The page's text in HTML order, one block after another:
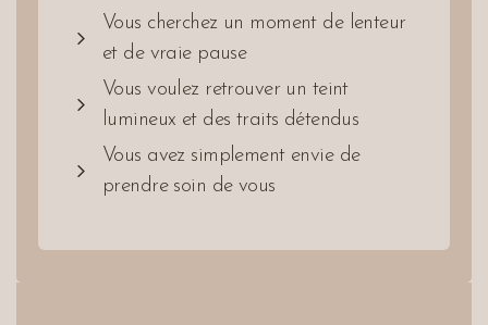
Vous cherchez un moment de lenteur
et de vraie pause
Vous voulez retrouver un teint
lumineux et des traits détendus
Vous avez simplement envie de
prendre soin de vous